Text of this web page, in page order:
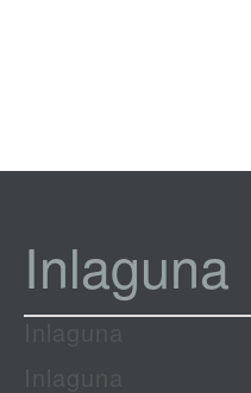
Inlaguna